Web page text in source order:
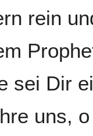
rein
sei Dir
uns,